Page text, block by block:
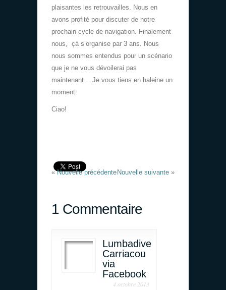
plaisantes les retrouvailles. Nous en
avons profité pour discuter de notre
prochain cycle de navigation. Finalement
nous, çà s’organise par 3 ans. Nous
nous sommes entendus pour un scénario
que je ne vous dévoilerai pas
maintenant… Je vous tiens en haleine un
moment.
Ciao!
«Nouvelle précédente Nouvelle suivante »
1 Commentaire
Lumbadive
Carriacou
via
Facebook
4 octobre 2013